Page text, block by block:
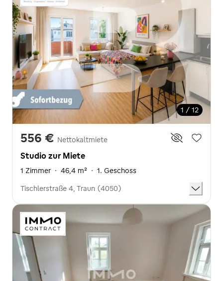
1 / 12
556 € Nettokaltmiete
Studio zur Miete
1 Zimmer · 46,4 m² · 1. Geschoss
Tischlerstraße 4, Traun (4050)